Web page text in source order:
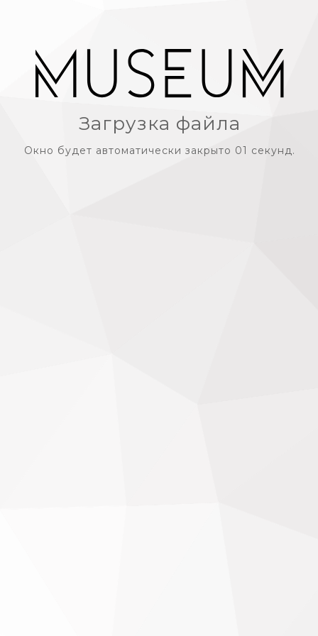
Загрузка файла
Окно будет автоматически закрыто 01 секунд.